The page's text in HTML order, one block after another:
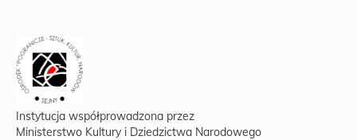
Instytucja współprowadzona przez
Ministerstwo Kultury i Dziedzictwa Narodowego